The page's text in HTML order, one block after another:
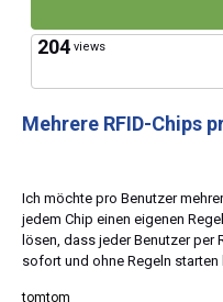
204 views
Mehrere RFID-Chips
Ich möchte pro Benutzer
jedem Chip einen eigenen
lösen, dass jeder Benutzer per
sofort und ohne Regeln starten
tomtom